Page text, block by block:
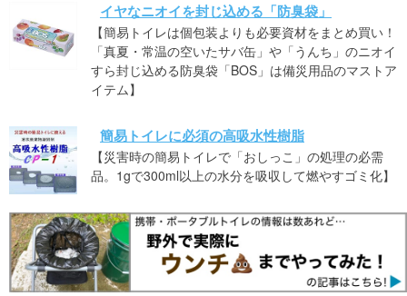
イヤなニオイを封じ込める「防臭袋」
【簡易トイレは個包装よりも必要資材をまとめ買い！
「真夏・常温の空いたサバ缶」や「うんち」のニオイ
すら封じ込める防臭袋「BOS」は備災用品のマストア
イテム】
簡易トイレに必須の高吸水性樹脂
【災害時の簡易トイレで「おしっこ」の処理の必需
品。1gで300ml以上の水分を吸収して燃やすゴミ化】